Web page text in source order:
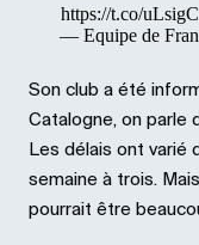
https://t.co/
— Equipe de
Son club a été
Catalogne, on parle
Les délais ont varié
semaine à trois.
pourrait être